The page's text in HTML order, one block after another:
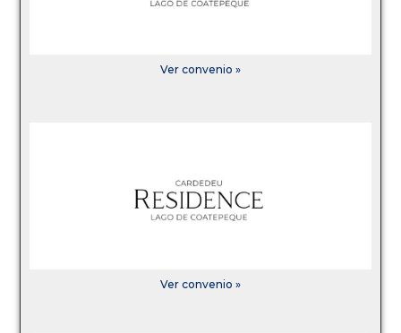
Ver convenio »
Ver convenio »